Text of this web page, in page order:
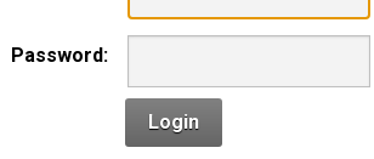
Password:
Login